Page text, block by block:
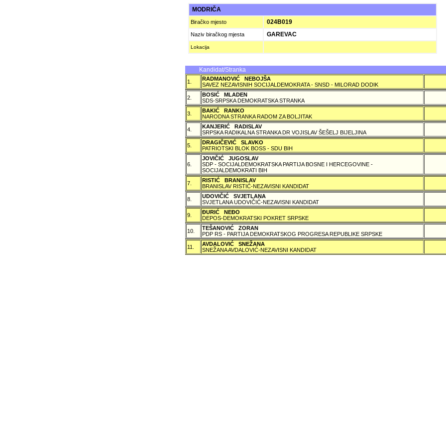
MODRIČA
Biračko mjesto 024B019
Naziv biračkog mjesta GAREVAC
Lokacija
Kandidat/Stranka
1.
RADMANOVIĆ NEBOJŠA
SAVEZ NEZAVISNIH SOCIJALDEMOKRATA - SNSD - MILORAD DODIK
2.
BOSIĆ MLADEN
SDS-SRPSKA DEMOKRATSKA STRANKA
3.
BAKIĆ RANKO
NARODNA STRANKA RADOM ZA BOLJITAK
4.
KANJERIĆ RADISLAV
SRPSKA RADIKALNA STRANKA DR VOJISLAV ŠEŠELJ BIJELJINA
5.
DRAGIČEVIĆ SLAVKO
PATRIOTSKI BLOK BOSS - SDU BIH
6.
JOVIČIĆ JUGOSLAV
SDP - SOCIJALDEMOKRATSKA PARTIJA BOSNE I HERCEGOVINE -
SOCIJALDEMOKRATI BIH
7.
RISTIĆ BRANISLAV
BRANISLAV RISTIĆ-NEZAVISNI KANDIDAT
8.
UDOVIČIĆ SVJETLANA
SVJETLANA UDOVIČIĆ-NEZAVISNI KANDIDAT
9.
ÐURIĆ NEÐO
DEPOS-DEMOKRATSKI POKRET SRPSKE
10.
TEŠANOVIĆ ZORAN
PDP RS - PARTIJA DEMOKRATSKOG PROGRESA REPUBLIKE SRPSKE
11.
AVDALOVIĆ SNEŽANA
SNEŽANA AVDALOVIĆ-NEZAVISNI KANDIDAT